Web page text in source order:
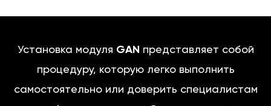
Установка модуля GAN представляет собой
процедуру, которую легко выполнить
самостоятельно или доверить специалистам